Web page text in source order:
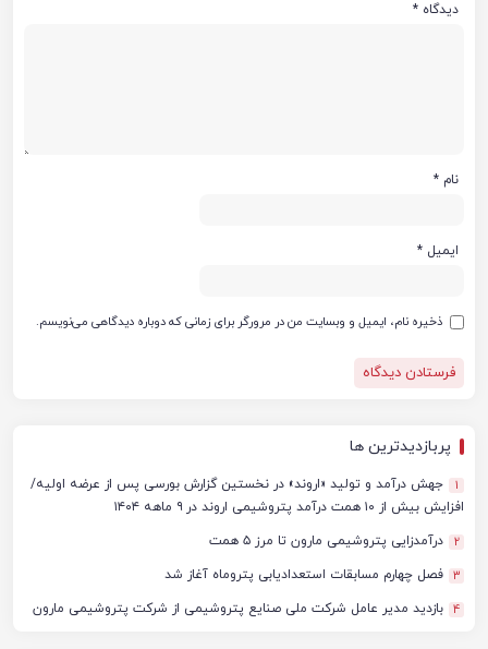
دیدگاه *
نام *
ایمیل *
ذخیره نام، ایمیل و وبسایت من در مرورگر برای زمانی که دوباره دیدگاهی می‌نویسم.
پربازدیدترین ها
1
جهش درآمد و تولید «اروند» در نخستین گزارش بورسی پس از عرضه اولیه/
افزایش بیش از ۱۰ همت درآمد پتروشیمی اروند در ۹ ماهه ۱۴۰۴
2 درآمدزایی پتروشیمی مارون تا مرز ۵ همت
3 فصل چهارم مسابقات استعدادیابی پتروماه آغاز شد
4 بازدید مدیر عامل شرکت ملی صنایع پتروشیمی از شرکت پتروشیمی مارون